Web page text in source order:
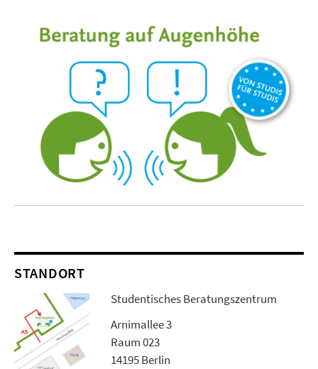
STANDORT
Studentisches Beratungszentrum
Arnimallee 3
Raum 023
14195 Berlin